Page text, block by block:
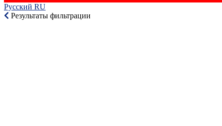
Русский RU‎
Результаты фильтрации